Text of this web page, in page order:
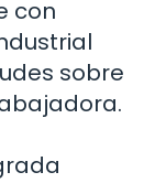
con
sobre